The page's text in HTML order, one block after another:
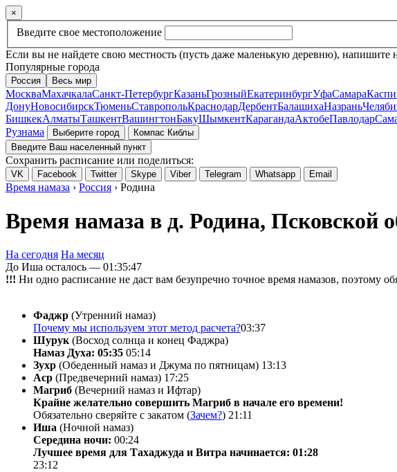
×
Введите свое местоположение
Если вы не найдете свою местность (пусть даже маленькую деревню), напишите
Популярные города
Россия Весь мир
МоскваМахачкалаСанкт-ПетербургКазаньГрозныйЕкатеринбургУфаСамара
ДонуНовосибирскТюменьСтавропольКраснодарДербентБалашихаНазрань
БишкекАлматыТашкентВашингтонБакуШымкентКарагандаАктобеПавлодар
Рузнама
Выберите город
Компас Киблы
Введите Ваш населенный пункт
Сохранить расписание или поделиться:
VK Facebook Twitter Skype Viber Telegram Whatsapp Email
Время намаза › Россия › Родина
Время намаза в д. Родина, Псковской
На сегодня На месяц
До Иша осталось — 01:35:47
!!! Ни одно расписание не даст вам безупречно точное время намазов, поэтому
Фаджр (Утренний намаз)
Почему мы используем этот метод расчета?03:37
Шурук (Восход солнца и конец Фаджра)
Намаз Духа: 05:35 05:14
Зухр (Обеденный намаз и Джума по пятницам) 13:13
Аср (Предвечерний намаз) 17:25
Магриб (Вечерний намаз и Ифтар)
Крайне желательно совершить Магриб в начале его времени!
Обязательно сверяйте с закатом (Зачем?) 21:11
Иша (Ночной намаз)
Середина ночи: 00:24
Лучшее время для Тахаджуда и Витра начинается: 01:28
23:12